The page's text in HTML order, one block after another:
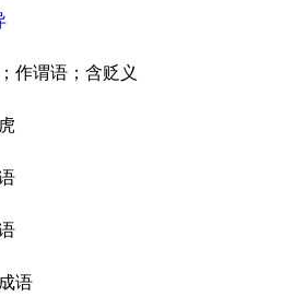
作谓语；含贬义
语